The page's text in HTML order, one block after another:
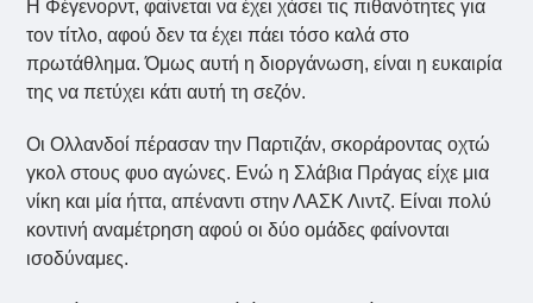
Η Φέγενορντ, φαίνεται να έχει χάσει τις πιθανότητες για
τον τίτλο, αφού δεν τα έχει πάει τόσο καλά στο
πρωτάθλημα. Όμως αυτή η διοργάνωση, είναι η ευκαιρία
της να πετύχει κάτι αυτή τη σεζόν.
Οι Ολλανδοί πέρασαν την Παρτιζάν, σκοράροντας οχτώ
γκολ στους φυο αγώνες. Ενώ η Σλάβια Πράγας είχε μια
νίκη και μία ήττα, απέναντι στην ΛΑΣΚ Λιντζ. Είναι πολύ
κοντινή αναμέτρηση αφού οι δύο ομάδες φαίνονται
ισοδύναμες.